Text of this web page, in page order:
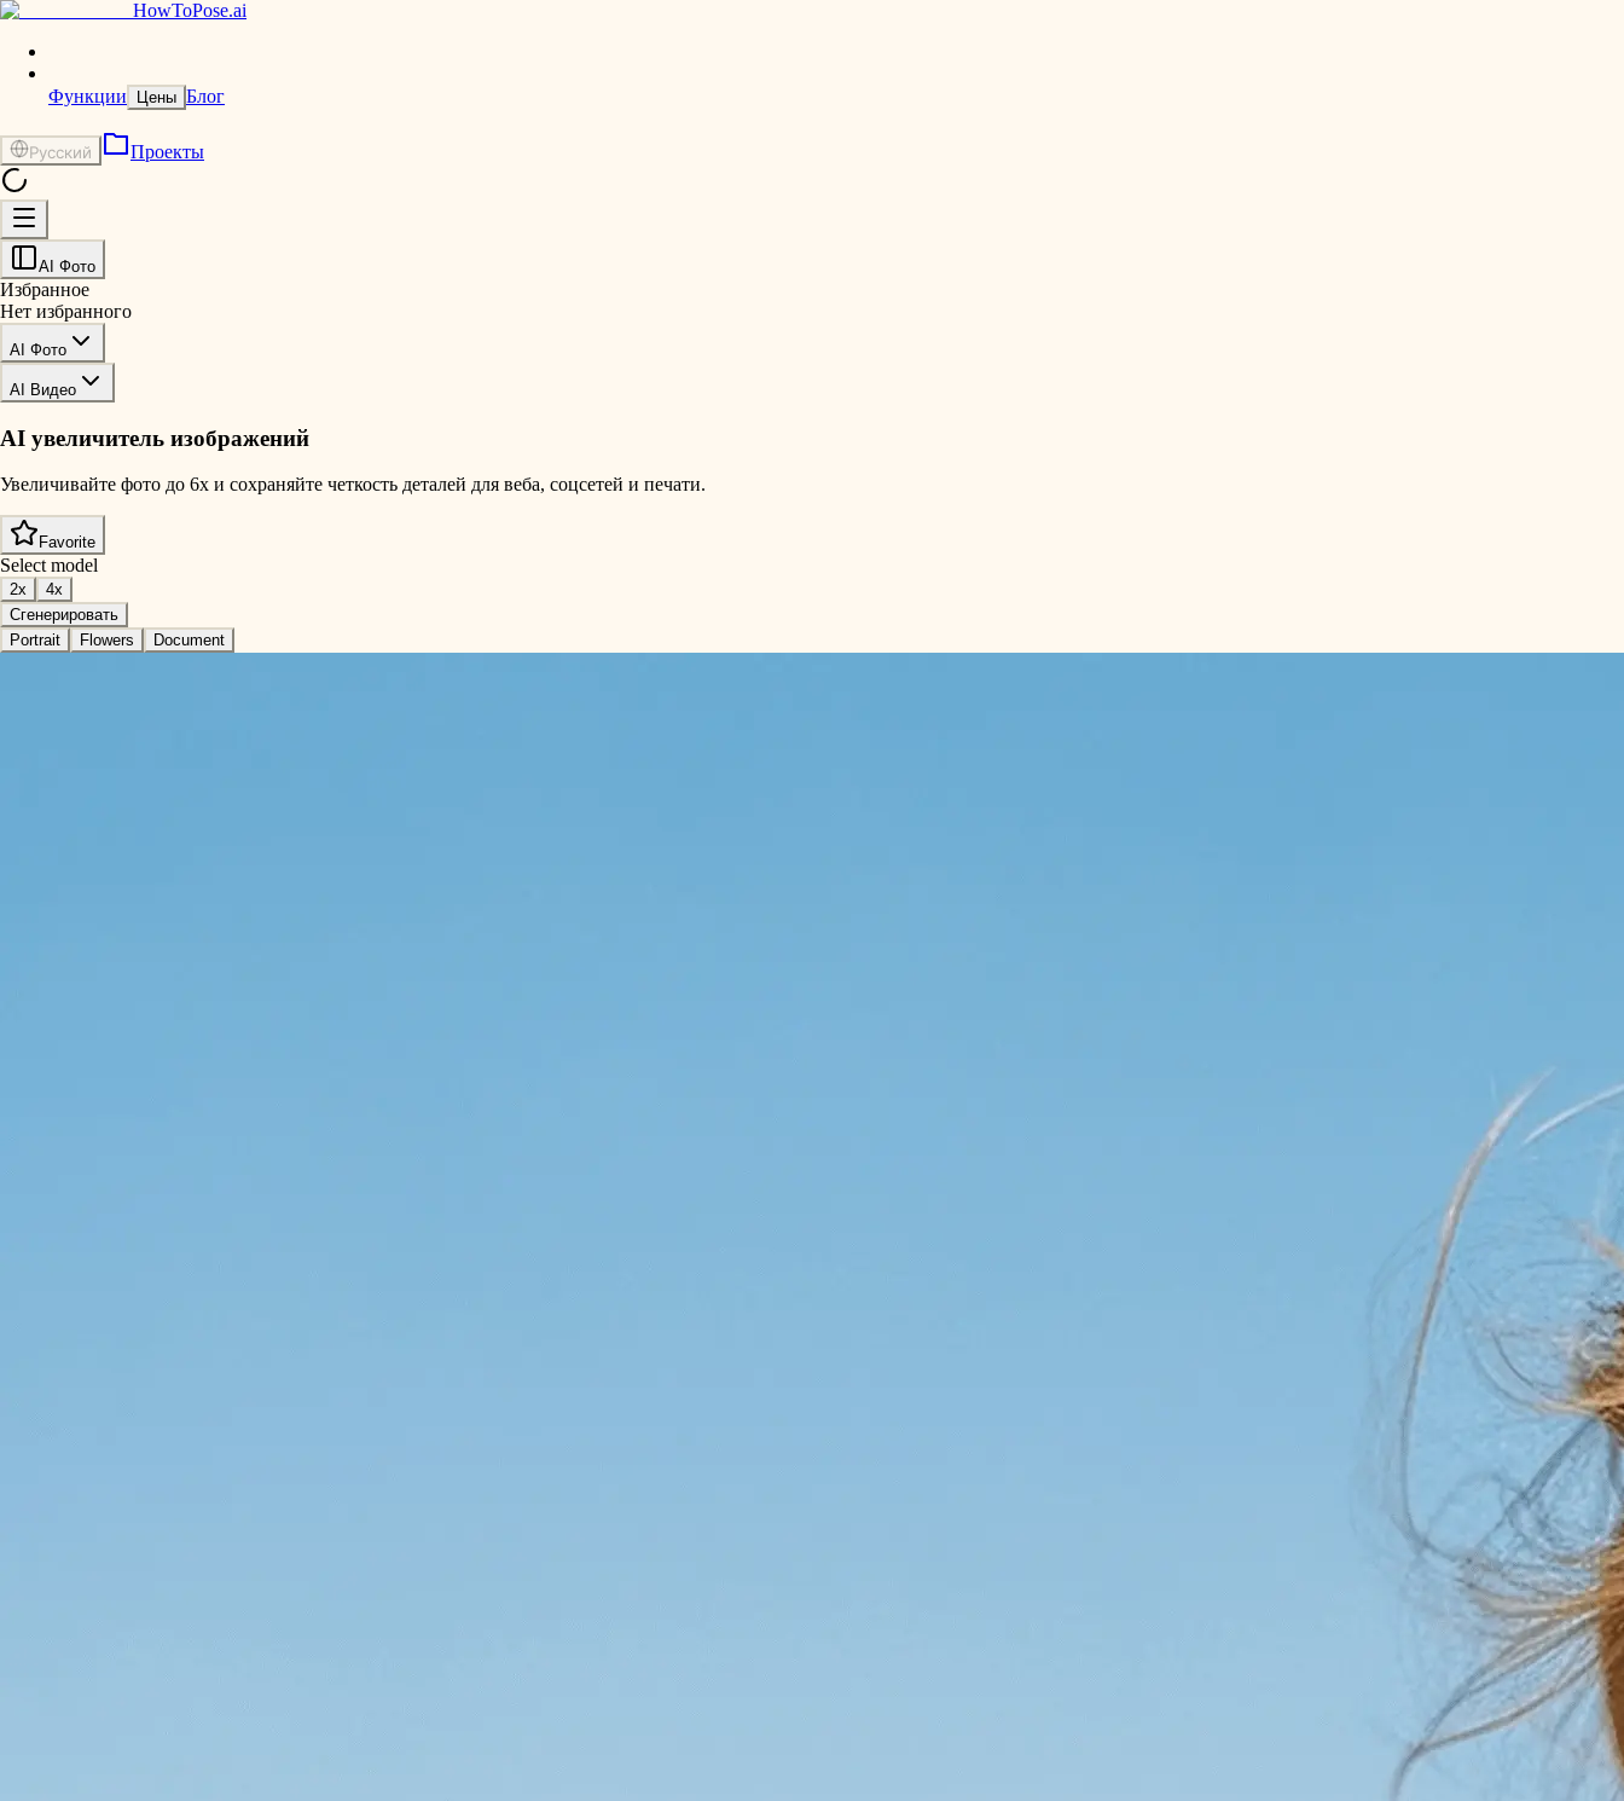
HowToPose.ai
Функции Цены Блог
Русский Проекты
AI Фото
Избранное
Нет избранного
AI Фото
AI Видео
AI увеличитель изображений
Увеличивайте фото до 6x и сохраняйте четкость деталей для веба, соцсетей и печати.
Favorite
Select model
2x
4x
Сгенерировать
Portrait
Flowers Document